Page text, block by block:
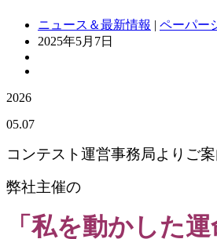
ニュース＆最新情報 | ペーパー
2025年5月7日
2026
05.07
コンテスト運営事務局よりご案
弊社主催の
「私を動かした